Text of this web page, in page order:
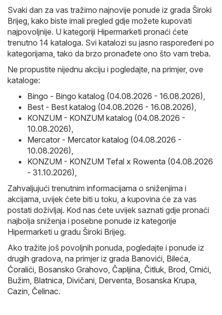
Svaki dan za vas tražimo najnovije ponude iz grada Široki
Brijeg, kako biste imali pregled gdje možete kupovati
najpovoljnije. U kategoriji Hipermarketi pronaći ćete
trenutno 14 kataloga. Svi katalozi su jasno raspoređeni po
kategorijama, tako da brzo pronađete ono što vam treba.
Ne propustite nijednu akciju i pogledajte, na primjer, ove
kataloge:
Bingo - Bingo katalog (04.08.2026 - 16.08.2026),
Best - Best katalog (04.08.2026 - 16.08.2026),
KONZUM - KONZUM katalog (04.08.2026 -
10.08.2026),
Mercator - Mercator katalog (04.08.2026 -
10.08.2026),
KONZUM - KONZUM Tefal x Rowenta (04.08.2026
- 31.10.2026),
Zahvaljujući trenutnim informacijama o sniženjima i
akcijama, uvijek ćete biti u toku, a kupovina će za vas
postati doživljaj. Kod nas ćete uvijek saznati gdje pronaći
najbolja sniženja i posebne ponude iz kategorije
Hipermarketi u gradu Široki Brijeg.
Ako tražite još povoljnih ponuda, pogledajte i ponude iz
drugih gradova, na primjer iz grada Banovići, Bileća,
Ćoralići, Bosansko Grahovo, Čapljina, Čitluk, Brod, Crnići,
Bužim, Blatnica, Divičani, Derventa, Bosanska Krupa,
Cazin, Čelinac.